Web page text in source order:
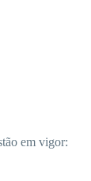
em vigor: